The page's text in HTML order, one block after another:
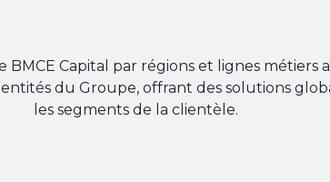
BMCE Capital par régions et lignes métiers
du Groupe, offrant des solutions
les segments de la clientèle.